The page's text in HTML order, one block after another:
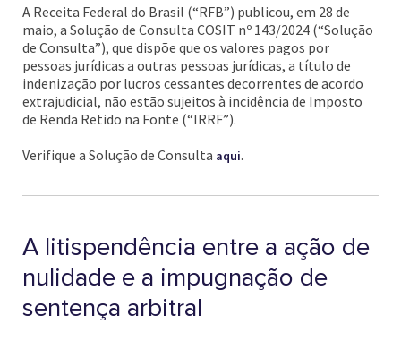
A Receita Federal do Brasil (“RFB”) publicou, em 28 de
maio, a Solução de Consulta COSIT nº 143/2024 (“Solução
de Consulta”), que dispõe que os valores pagos por
pessoas jurídicas a outras pessoas jurídicas, a título de
indenização por lucros cessantes decorrentes de acordo
extrajudicial, não estão sujeitos à incidência de Imposto
de Renda Retido na Fonte (“IRRF”).
Verifique a Solução de Consulta aqui.
A litispendência entre a ação de
nulidade e a impugnação de
sentença arbitral